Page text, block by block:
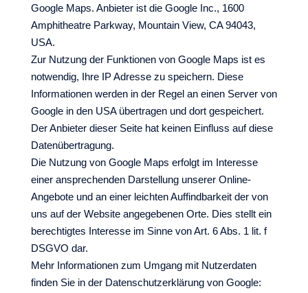
Google Maps. Anbieter ist die Google Inc., 1600
Amphitheatre Parkway, Mountain View, CA 94043,
USA.
Zur Nutzung der Funktionen von Google Maps ist es
notwendig, Ihre IP Adresse zu speichern. Diese
Informationen werden in der Regel an einen Server von
Google in den USA übertragen und dort gespeichert.
Der Anbieter dieser Seite hat keinen Einfluss auf diese
Datenübertragung.
Die Nutzung von Google Maps erfolgt im Interesse
einer ansprechenden Darstellung unserer Online-
Angebote und an einer leichten Auffindbarkeit der von
uns auf der Website angegebenen Orte. Dies stellt ein
berechtigtes Interesse im Sinne von Art. 6 Abs. 1 lit. f
DSGVO dar.
Mehr Informationen zum Umgang mit Nutzerdaten
finden Sie in der Datenschutzerklärung von Google: